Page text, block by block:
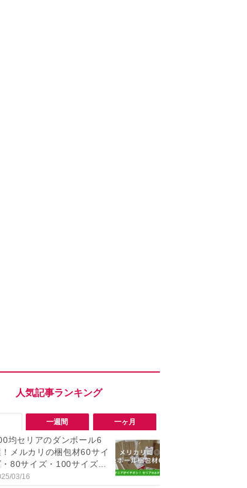
一週間 一ヶ月
均セリアのダンボール6
！メルカリの梱包材60サイ
・80サイズ・100サイズに
対応、収納にも便利
03/16